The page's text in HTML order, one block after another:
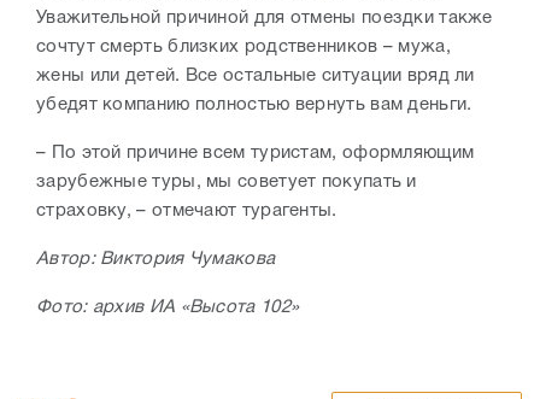
Уважительной причиной для отмены поездки также
сочтут смерть близких родственников – мужа,
жены или детей. Все остальные ситуации вряд ли
убедят компанию полностью вернуть вам деньги.
– По этой причине всем туристам, оформляющим
зарубежные туры, мы советует покупать и
страховку, – отмечают турагенты.
Автор: Виктория Чумакова
Фото: архив ИА «Высота 102»